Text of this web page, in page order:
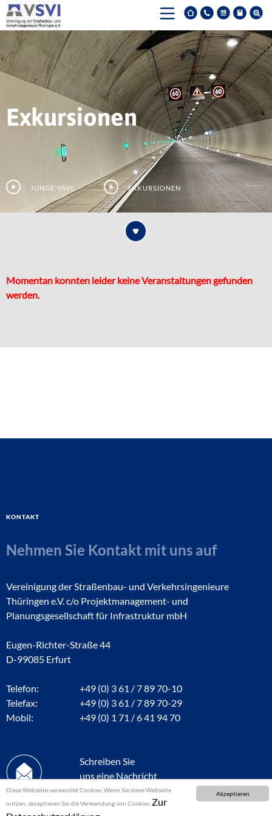
Akzeptieren
Diese Webseite verwendet Cookies. Wenn Sie diese Webseite
nutzen, akzeptieren Sie die Verwendung von Cookies. Zur
Exkursionen
Junge VSVI Exkursionen
Momentan konnten leider keine Veranstaltungen gefunden
werden.
Kontakt
Nehmen Sie Kontakt mit uns auf
Vereinigung der Straßenbau- und Verkehrsingenieure
Thüringen e.V. c/o Projektmanagement- und
Planungsgesellschaft für Infrastruktur mbH
Eugen-Richter-Straße 44
D-99085 Erfurt
Telefon:
+49 (0) 3 61 / 7 89 70-10
Telefax:
+49 (0) 3 61 / 7 89 70-29
Mobil:
+49 (0) 1 71 / 6 41 94 70
Schreiben Sie
uns eine Nachricht